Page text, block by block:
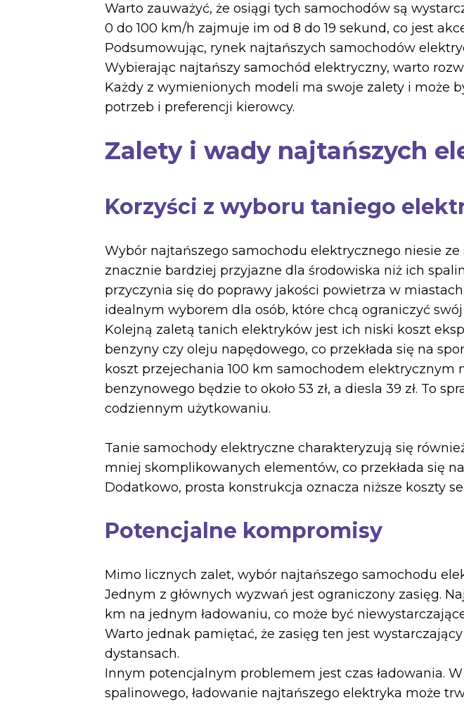
Warto zauważyć, że osiągi tych samochodów są
0 do 100 km/h zajmuje im od 8 do 19 sekund, co jest
Podsumowując, rynek najtańszych samochodów
Wybierając najtańszy samochód elektryczny, warto
Każdy z wymienionych modeli ma swoje zalety i może
potrzeb i preferencji kierowcy.
Zalety i wady najtańszych
Korzyści z wyboru taniego
Wybór najtańszego samochodu elektrycznego niesie
znacznie bardziej przyjazne dla środowiska niż ich
przyczynia się do poprawy jakości powietrza w
idealnym wyborem dla osób, które chcą ograniczyć
Kolejną zaletą tanich elektryków jest ich niski koszt
benzyny czy oleju napędowego, co przekłada się na
koszt przejechania 100 km samochodem elektrycznym
benzynowego będzie to około 53 zł, a diesla 39 zł. To
codziennym użytkowaniu.
Tanie samochody elektryczne charakteryzują się
mniej skomplikowanych elementów, co przekłada się
Dodatkowo, prosta konstrukcja oznacza niższe koszty
Potencjalne kompromisy
Mimo licznych zalet, wybór najtańszego samochodu
Jednym z głównych wyzwań jest ograniczony zasięg.
km na jednym ładowaniu, co może być
Warto jednak pamiętać, że zasięg ten jest
dystansach.
Innym potencjalnym problemem jest czas ładowania.
spalinowego, ładowanie najtańszego elektryka może